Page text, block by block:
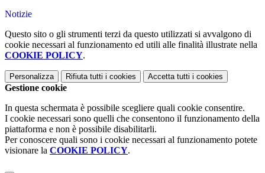
Notizie
Questo sito o gli strumenti terzi da questo utilizzati si avvalgono di
cookie necessari al funzionamento ed utili alle finalità illustrate nella
COOKIE POLICY.
Personalizza Rifiuta tutti i cookies Accetta tutti i cookies
Gestione cookie
In questa schermata è possibile scegliere quali cookie consentire.
I cookie necessari sono quelli che consentono il funzionamento della
piattaforma e non è possibile disabilitarli.
Per conoscere quali sono i cookie necessari al funzionamento potete
visionare la COOKIE POLICY.